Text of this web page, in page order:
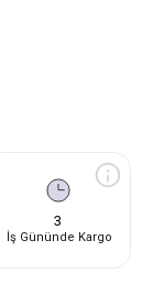
3
İş Gününde Kargo